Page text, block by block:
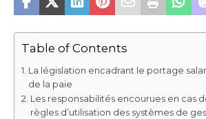
Table of Contents
La législation encadrant le portage
de la paie
Les responsabilités encourues en cas
règles d’utilisation des systèmes de